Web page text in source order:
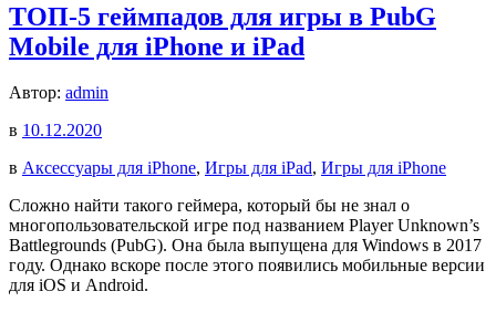
ТОП-5 геймпадов для игры в PubG
Mobile для iPhone и iPad
Автор: admin
в 10.12.2020
в Аксессуары для iPhone, Игры для iPad, Игры для iPhone
Сложно найти такого геймера, который бы не знал о
многопользовательской игре под названием Player Unknown’s
Battlegrounds (PubG). Она была выпущена для Windows в 2017
году. Однако вскоре после этого появились мобильные версии
для iOS и Android.